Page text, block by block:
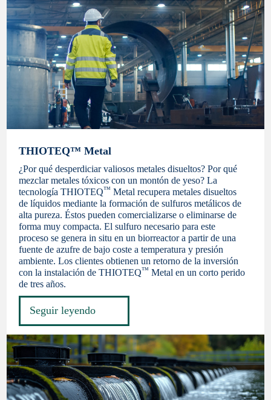
THIOTEQ™ Metal
¿Por qué desperdiciar valiosos metales disueltos? Por qué
mezclar metales tóxicos con un montón de yeso? La
tecnología THIOTEQ™ Metal recupera metales disueltos
de líquidos mediante la formación de sulfuros metálicos de
alta pureza. Éstos pueden comercializarse o eliminarse de
forma muy compacta. El sulfuro necesario para este
proceso se genera in situ en un biorreactor a partir de una
fuente de azufre de bajo coste a temperatura y presión
ambiente. Los clientes obtienen un retorno de la inversión
con la instalación de THIOTEQ™ Metal en un corto perido
de tres años.
Seguir leyendo